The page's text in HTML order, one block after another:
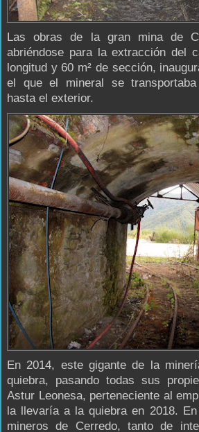
Las obras de la gran mina de
abriéndose para la extracción del
longitud y 60 m² de sección,
el que el mineral se
hasta el exterior.
En 2014, este gigante de la
quiebra, pasando todas sus
Astur Leonesa, perteneciente al
la llevaría a la quiebra en 2018.
mineros de Cerredo, tanto de